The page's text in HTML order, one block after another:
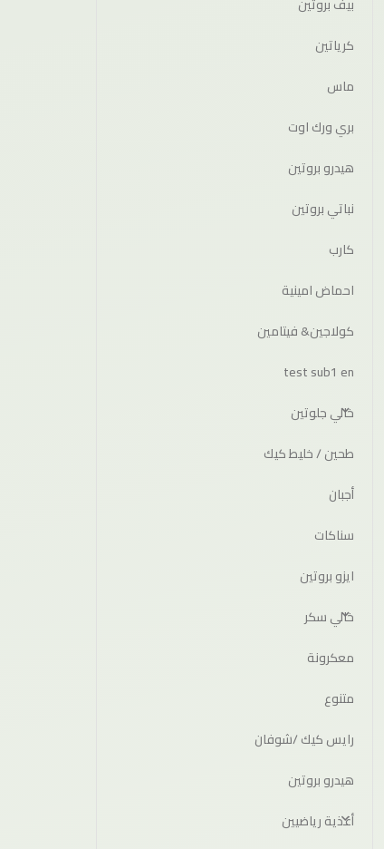
كرياتين
ماس
بري ورك اوت
هيدرو بروتين
نباتي بروتين
كارب
احماض امينية
كولاجين& فيتامين
test sub1 en
خالي جلوتين
طحين / خليط كيك
أجبان
سناكات
ايزو بروتين
خالي سكر
معكرونة
متنوع
رايس كيك /شوفان
هيدرو بروتين
أغذية رياضيين